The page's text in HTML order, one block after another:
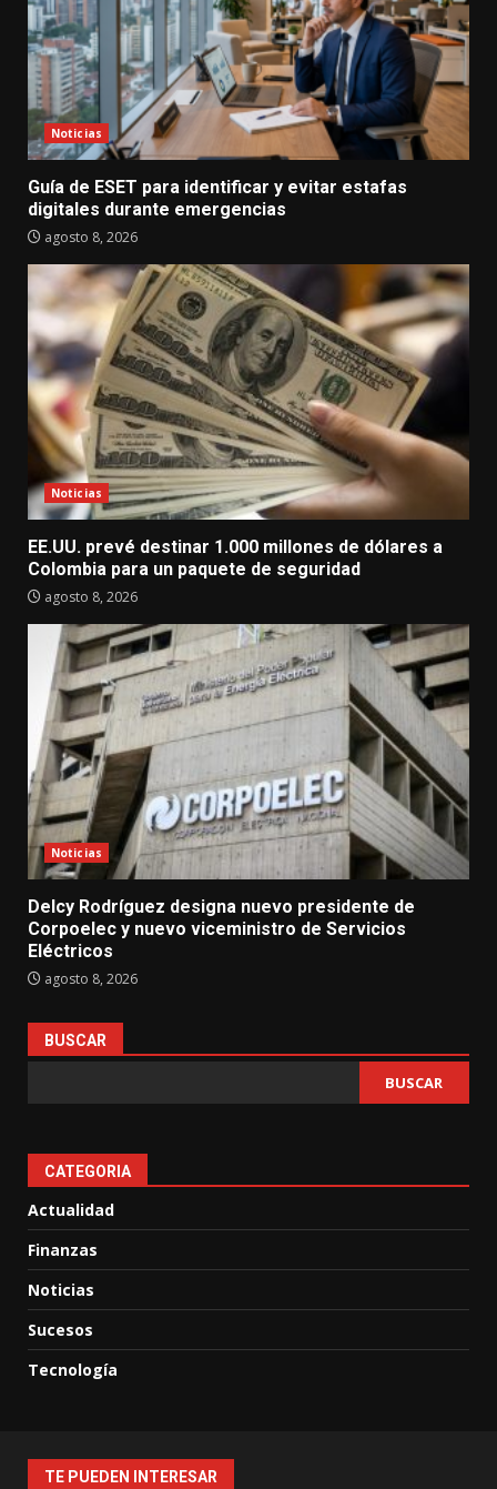
Noticias
Guía de ESET para identificar y evitar estafas
digitales durante emergencias
agosto 8, 2026
Noticias
EE.UU. prevé destinar 1.000 millones de dólares a
Colombia para un paquete de seguridad
agosto 8, 2026
Noticias
Delcy Rodríguez designa nuevo presidente de
Corpoelec y nuevo viceministro de Servicios
Eléctricos
agosto 8, 2026
BUSCAR
BUSCAR
CATEGORIA
Actualidad
Finanzas
Noticias
Sucesos
Tecnología
TE PUEDEN INTERESAR